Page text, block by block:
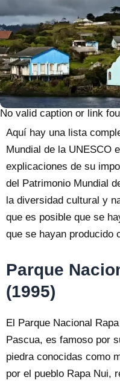
No valid caption or link
Aquí hay una lista
Mundial de la UNESCO
explicaciones de su
del Patrimonio Mundial
la diversidad cultural y
que es posible que se
que se hayan producido
Parque
(1995)
El Parque Nacional
Pascua, es famoso por
piedra conocidas como
por el pueblo Rapa Nui,